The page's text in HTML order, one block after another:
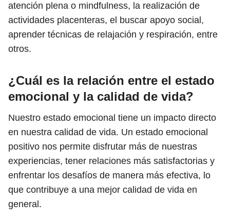
atención plena o mindfulness, la realización de
actividades placenteras, el buscar apoyo social,
aprender técnicas de relajación y respiración, entre
otros.
¿Cuál es la relación entre el estado
emocional y la calidad de vida?
Nuestro estado emocional tiene un impacto directo
en nuestra calidad de vida. Un estado emocional
positivo nos permite disfrutar más de nuestras
experiencias, tener relaciones más satisfactorias y
enfrentar los desafíos de manera más efectiva, lo
que contribuye a una mejor calidad de vida en
general.